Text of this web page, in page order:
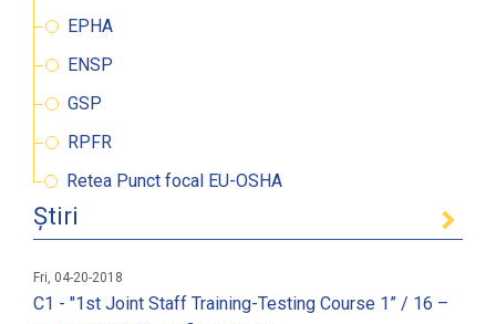
EPHA
ENSP
GSP
RPFR
Retea Punct focal EU-OSHA
Știri
Fri, 04-20-2018
C1 - "1st Joint Staff Training-Testing Course 1” / 16 –